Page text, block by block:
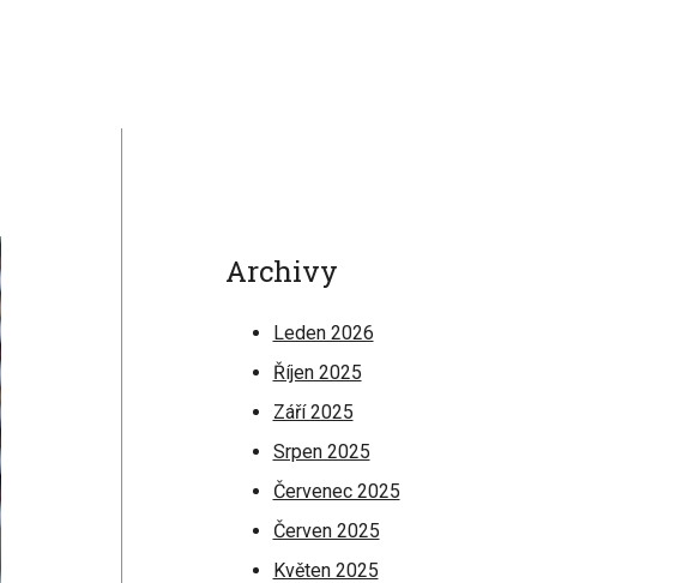
Archivy
Leden 2026
Říjen 2025
Září 2025
Srpen 2025
Červenec 2025
Červen 2025
Květen 2025